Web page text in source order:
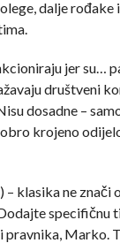
dalje
jer su…
društveni
dosadne –
krojeno
– klasika ne znači
specifičnu
pravnika, Marko.